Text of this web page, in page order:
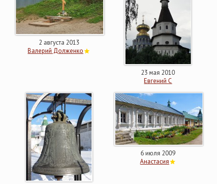
2 августа 2013
Валерий Долженко
23 мая 2010
Евгений С
6 июля 2009
Анастасия